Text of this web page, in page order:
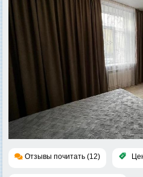
Отзывы почитать (12)